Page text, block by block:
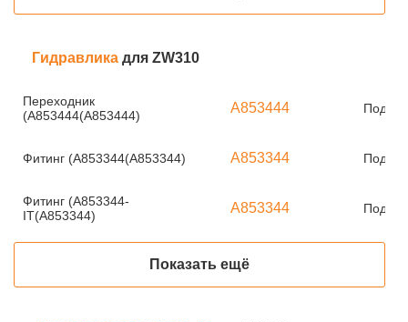
Гидравлика для ZW310
Переходник
(A853444(A853444)
A853444 Под
Фитинг (A853344(A853344) A853344 Под
Фитинг (A853344-
IT(A853344)
A853344 Под
Показать ещё